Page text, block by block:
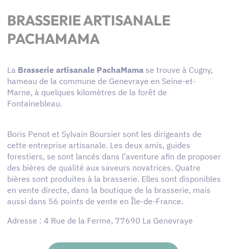
BRASSERIE ARTISANALE
PACHAMAMA
La Brasserie artisanale PachaMama se trouve à Cugny,
hameau de la commune de Genevraye en Seine-et-
Marne, à quelques kilomètres de la forêt de
Fontainebleau.
Boris Penot et Sylvain Boursier sont les dirigeants de
cette entreprise artisanale. Les deux amis, guides
forestiers, se sont lancés dans l’aventure afin de proposer
des bières de qualité aux saveurs novatrices. Quatre
bières sont produites à la brasserie. Elles sont disponibles
en vente directe, dans la boutique de la brasserie, mais
aussi dans 56 points de vente en Île-de-France.
Adresse : 4 Rue de la Ferme, 77690 La Genevraye